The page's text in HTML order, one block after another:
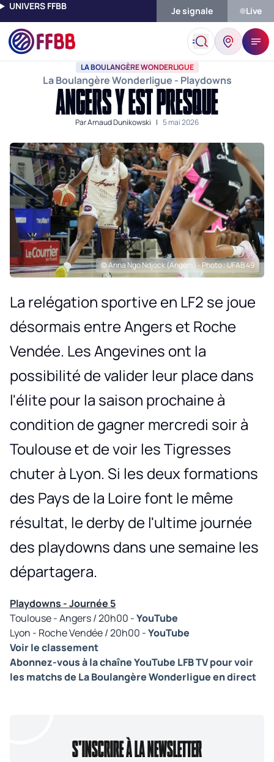
UNIVERS FFBB Je signale Live
Accueil Actualités La Boulangère Wonderligue Angers Y Est
LA BOULANGÈRE WONDERLIGUE
La Boulangère Wonderligue - Playdowns
ANGERS Y EST PRESQUE
ParArnaud Dunikowski | 5 mai 2026
© Anna Ngo Ndjock (Angers) - Photo : UFAB 49
La relégation sportive en LF2 se joue
désormais entre Angers et Roche
Vendée. Les Angevines ont la
possibilité de valider leur place dans
l'élite pour la saison prochaine à
condition de gagner mercredi soir à
Toulouse et de voir les Tigresses
chuter à Lyon. Si les deux formations
des Pays de la Loire font le même
résultat, le derby de l'ultime journée
des playdowns dans une semaine les
départagera.
Playdowns - Journée 5
Toulouse - Angers / 20h00 -YouTube
Lyon - Roche Vendée / 20h00 -YouTube
Voir le classement
Abonnez-vous à la chaîne YouTube LFB TV pour voir
les matchs de La Boulangère Wonderligue en direct
S'INSCRIRE À LA NEWSLETTER